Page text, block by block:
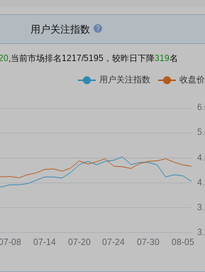
统建设“十五五”规划：
步建成新型电力系统
事关中国电力系统建
分红方案密集落地 45
现逾370亿元
05-29
05-29
05-16
05-07
用户关注指数
,当前市场排名 1217/5195，较昨日下降319名